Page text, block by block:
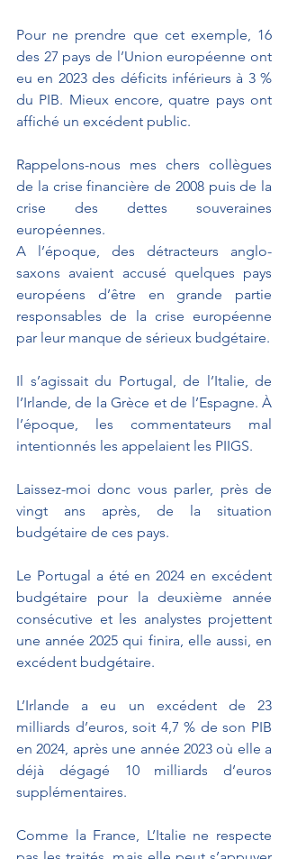
Pour ne prendre que cet exemple, 16
des 27 pays de l’Union européenne ont
eu en 2023 des déficits inférieurs à 3 %
du PIB. Mieux encore, quatre pays ont
affiché un excédent public.
Rappelons-nous mes chers collègues
de la crise financière de 2008 puis de la
crise des dettes souveraines
européennes.
A l’époque, des détracteurs anglo-
saxons avaient accusé quelques pays
européens d’être en grande partie
responsables de la crise européenne
par leur manque de sérieux budgétaire.
Il s’agissait du Portugal, de l’Italie, de
l’Irlande, de la Grèce et de l’Espagne. À
l’époque, les commentateurs mal
intentionnés les appelaient les PIIGS.
Laissez-moi donc vous parler, près de
vingt ans après, de la situation
budgétaire de ces pays.
Le Portugal a été en 2024 en excédent
budgétaire pour la deuxième année
consécutive et les analystes projettent
une année 2025 qui finira, elle aussi, en
excédent budgétaire.
L’Irlande a eu un excédent de 23
milliards d’euros, soit 4,7 % de son PIB
en 2024, après une année 2023 où elle a
déjà dégagé 10 milliards d’euros
supplémentaires.
Comme la France, L’Italie ne respecte